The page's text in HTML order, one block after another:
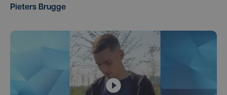
Pieters Brugge